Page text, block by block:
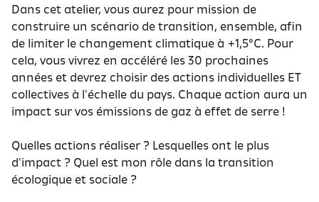
Dans cet atelier, vous aurez pour mission de
construire un scénario de transition, ensemble, afin
de limiter le changement climatique à +1,5°C. Pour
cela, vous vivrez en accéléré les 30 prochaines
années et devrez choisir des actions individuelles ET
collectives à l'échelle du pays. Chaque action aura un
impact sur vos émissions de gaz à effet de serre !
Quelles actions réaliser ? Lesquelles ont le plus
d'impact ? Quel est mon rôle dans la transition
écologique et sociale ?